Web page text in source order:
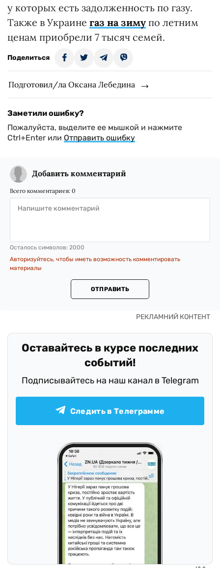
у которых есть задолженность по газу.
Также в Украине газ на зиму по летним
ценам приобрели 7 тысяч семей.
Поделиться
Подготовил/ла Оксана Лебедина
Заметили ошибку?
Пожалуйста, выделите ее мышкой и нажмите
Ctrl+Enter или Отправить ошибку
Добавить комментарий
Всего комментариев: 0
Осталось символов: 2000
Авторизуйтесь, чтобы иметь возможность комментировать
материалы
ОТПРАВИТЬ
Оставайтесь в курсе последних
событий!
Подписывайтесь на наш канал в Telegram
Следить в Телеграмме